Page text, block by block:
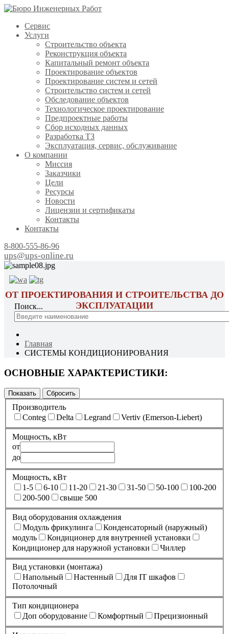
Сервис
Услуги
Строительство объекта
Реконструкция объекта
Капитальный ремонт объекта
Проектирование объектов
Проектирование систем и сетей
Строительство систем и сетей
Обследование объектов
Технологическое проектирование
Предпроектные работы
Сбор исходных данных
Разработка ТЗ
Эксплуатация, сервис, обслуживание
О компании
Миссия
Заказчики
Цели
Ресурсы
Новости
Лицензии и сертификаты
Контакты
Контакты
8-800-555-86-96
ups@ups-online.ru
ОТ ПРОЕКТИРОВАНИЯ И СТРОИТЕЛЬСТВА ДО
ЭКСПЛУАТАЦИИ
Поиск...
Главная
СИСТЕМЫ КОНДИЦИОНИРОВАНИЯ
ОСНОВНЫЕ ХАРАКТЕРИСТИКИ:
Производитель
Conteg
Delta Legrand Vertiv (Emerson-Liebert)
Мощность, кВт
от
до
Мощность, кВт
1-5
6-10 11-20 21-30 31-50 50-100
100-200
200-500
свыше 500
Вид оборудования охлаждения
Модуль фрикулинга
Конденсаторный (наружный)
модуль
Кондиционер для внутренней установки
Кондиционер для наружной установки
Чиллер
Вид установки (монтажа)
Напольный
Настенный
Для IT шкафов
Потолочный
Тип кондиционера
Доп оборудование
Комфортный Прецизионный